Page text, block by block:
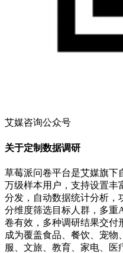
艾媒咨询公众号
关于定制数据调研
草莓派问卷平台是艾媒旗下
万级样本用户，支持设置丰
分发，自动数据统计分析，
分维度筛选目标人群，多
卷有效，多种调研结果交付
成为覆盖食品、餐饮、宠
服、文旅、教育、家电、